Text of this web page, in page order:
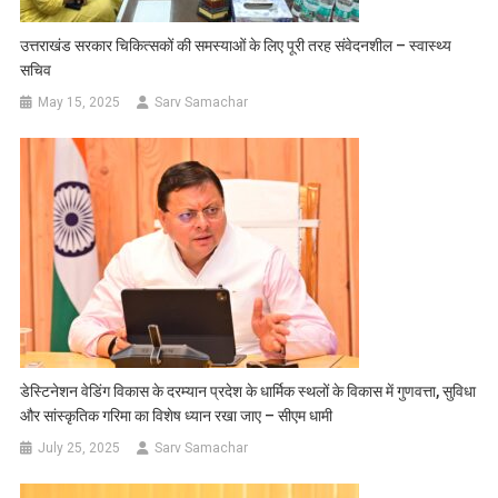
उत्तराखंड सरकार चिकित्सकों की समस्याओं के लिए पूरी तरह संवेदनशील – स्वास्थ्य
सचिव
May 15, 2025 Sarv Samachar
डेस्टिनेशन वेडिंग विकास के दरम्यान प्रदेश के धार्मिक स्थलों के विकास में गुणवत्ता, सुविधा
और सांस्कृतिक गरिमा का विशेष ध्यान रखा जाए – सीएम धामी
July 25, 2025 Sarv Samachar